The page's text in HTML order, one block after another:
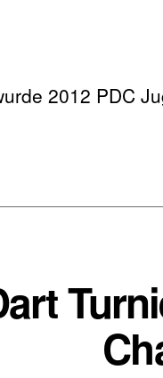
2012 PDC